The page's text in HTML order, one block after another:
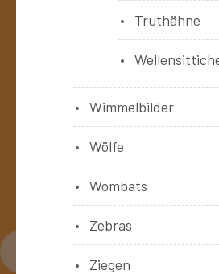
Truthähne
Wimmelbilder
Wölfe
Wombats
Zebras
Ziegen